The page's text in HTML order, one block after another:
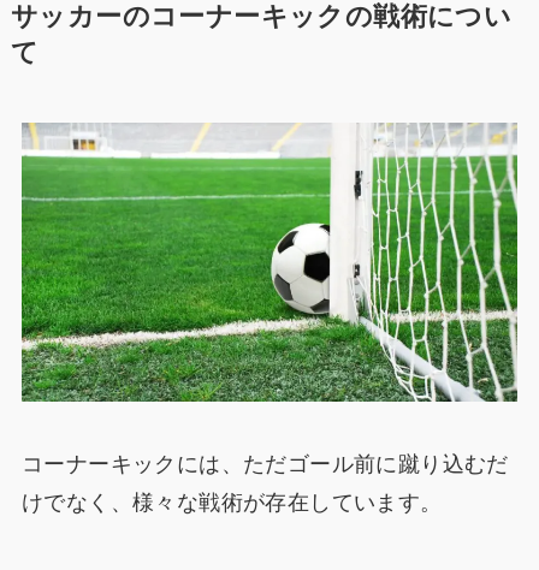
サッカーのコーナーキックの戦術につい
て
コーナーキックには、ただゴール前に蹴り込むだ
けでなく、様々な戦術が存在しています。